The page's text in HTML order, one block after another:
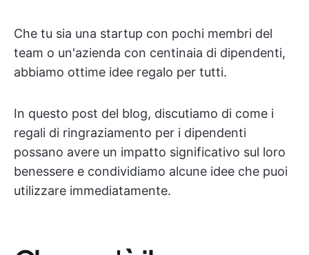
Che tu sia una startup con pochi membri del
team o un'azienda con centinaia di dipendenti,
abbiamo ottime idee regalo per tutti.
In questo post del blog, discutiamo di come i
regali di ringraziamento per i dipendenti
possano avere un impatto significativo sul loro
benessere e condividiamo alcune idee che puoi
utilizzare immediatamente.